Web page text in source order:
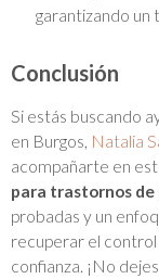
garantizando un
Conclusión
Si estás buscando
en Burgos, Natalia
acompañarte en
para trastornos de
probadas y un
recuperar el
confianza. ¡No